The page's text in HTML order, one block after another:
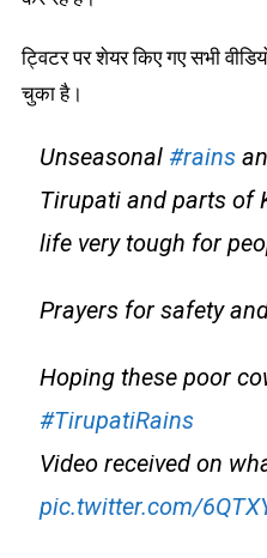
ट्विटर पर शेयर किए गए सभी
चुका है।
Unseasonal #rains
Tirupati and parts of
life very tough for
Prayers for safety
Hoping these poor
#TirupatiRains
Video received on
pic.twitter.com/